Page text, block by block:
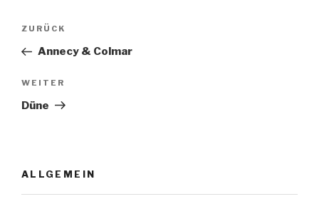
Beitragsnavigation
Vorheriger
Beitrag
ZURÜCK
Annecy & Colmar
Nächster
Beitrag
WEITER
Düne
ALLGEMEIN